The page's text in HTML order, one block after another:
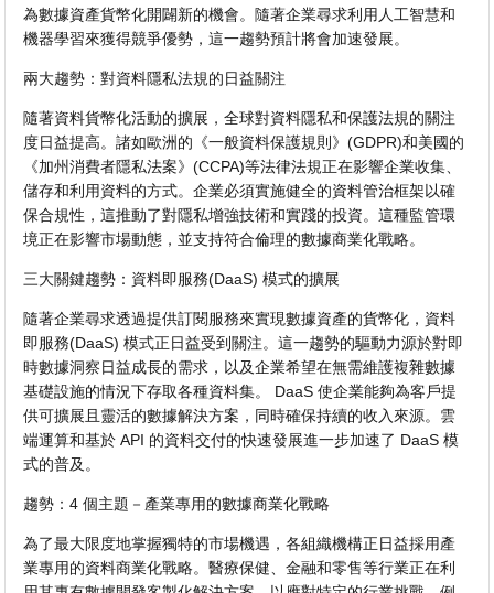
為數據資產貨幣化開闢新的機會。隨著企業尋求利用人工智慧和
機器學習來獲得競爭優勢，這一趨勢預計將會加速發展。
兩大趨勢：對資料隱私法規的日益關注
隨著資料貨幣化活動的擴展，全球對資料隱私和保護法規的關注
度日益提高。諸如歐洲的《一般資料保護規則》(GDPR)和美國的
《加州消費者隱私法案》(CCPA)等法律法規正在影響企業收集、
儲存和利用資料的方式。企業必須實施健全的資料管治框架以確
保合規性，這推動了對隱私增強技術和實踐的投資。這種監管環
境正在影響市場動態，並支持符合倫理的數據商業化戰略。
三大關鍵趨勢：資料即服務(DaaS) 模式的擴展
隨著企業尋求透過提供訂閱服務來實現數據資產的貨幣化，資料
即服務(DaaS) 模式正日益受到關注。這一趨勢的驅動力源於對即
時數據洞察日益成長的需求，以及企業希望在無需維護複雜數據
基礎設施的情況下存取各種資料集。 DaaS 使企業能夠為客戶提
供可擴展且靈活的數據解決方案，同時確保持續的收入來源。雲
端運算和基於 API 的資料交付的快速發展進一步加速了 DaaS 模
式的普及。
趨勢：4 個主題－產業專用的數據商業化戰略
為了最大限度地掌握獨特的市場機遇，各組織機構正日益採用產
業專用的資料商業化戰略。醫療保健、金融和零售等行業正在利